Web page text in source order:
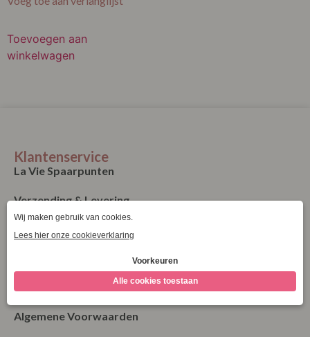
Toevoegen aan
winkelwagen
Klantenservice
La Vie Spaarpunten
Verzending & Levering
Betalen
Algemene Voorwaarden